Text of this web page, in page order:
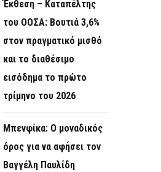
Έκθεση – Καταπέλτης
του ΟΟΣΑ: Βουτιά 3,6%
στον πραγματικό μισθό
και το διαθέσιμο
εισόδημα το πρώτο
τρίμηνο του 2026
Μπενφίκα: Ο μοναδικός
όρος για να αφήσει τον
Βαγγέλη Παυλίδη